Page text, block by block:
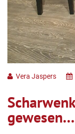
Vera Jaspers